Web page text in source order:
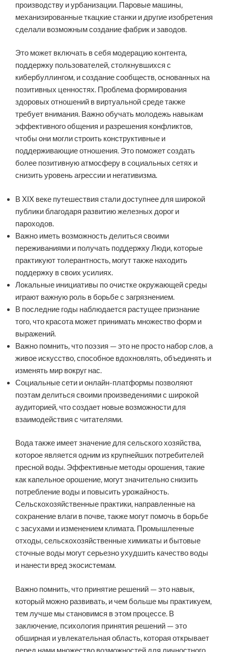
производству и урбанизации. Паровые машины,
механизированные ткацкие станки и другие изобретения
сделали возможным создание фабрик и заводов.
Это может включать в себя модерацию контента,
поддержку пользователей, столкнувшихся с
кибербуллингом, и создание сообществ, основанных на
позитивных ценностях. Проблема формирования
здоровых отношений в виртуальной среде также
требует внимания. Важно обучать молодежь навыкам
эффективного общения и разрешения конфликтов,
чтобы они могли строить конструктивные и
поддерживающие отношения. Это поможет создать
более позитивную атмосферу в социальных сетях и
снизить уровень агрессии и негативизма.
В XIX веке путешествия стали доступнее для широкой
публики благодаря развитию железных дорог и
пароходов.
Важно иметь возможность делиться своими
переживаниями и получать поддержку Люди, которые
практикуют толерантность, могут также находить
поддержку в своих усилиях.
Локальные инициативы по очистке окружающей среды
играют важную роль в борьбе с загрязнением.
В последние годы наблюдается растущее признание
того, что красота может принимать множество форм и
выражений.
Важно помнить, что поэзия — это не просто набор слов, а
живое искусство, способное вдохновлять, объединять и
изменять мир вокруг нас.
Социальные сети и онлайн-платформы позволяют
поэтам делиться своими произведениями с широкой
аудиторией, что создает новые возможности для
взаимодействия с читателями.
Вода также имеет значение для сельского хозяйства,
которое является одним из крупнейших потребителей
пресной воды. Эффективные методы орошения, такие
как капельное орошение, могут значительно снизить
потребление воды и повысить урожайность.
Сельскохозяйственные практики, направленные на
сохранение влаги в почве, также могут помочь в борьбе
с засухами и изменением климата. Промышленные
отходы, сельскохозяйственные химикаты и бытовые
сточные воды могут серьезно ухудшить качество воды
и нанести вред экосистемам.
Важно помнить, что принятие решений — это навык,
который можно развивать, и чем больше мы практикуем,
тем лучше мы становимся в этом процессе. В
заключение, психология принятия решений — это
обширная и увлекательная область, которая открывает